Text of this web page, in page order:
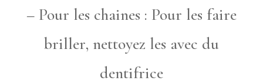
– Pour les chaines : Pour les faire
briller, nettoyez les avec du
dentifrice